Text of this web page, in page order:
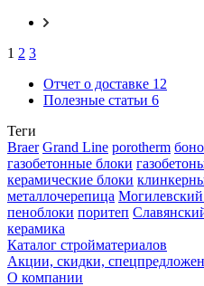
1 2 3
Отчет о доставке 12
Полезные статьи 6
Теги
Braer Grand Line porotherm
газобетонные блоки
керамические блоки
металлочерепица
пеноблоки поритеп
керамика
Каталог стройматериалов
Акции, скидки,
О компании